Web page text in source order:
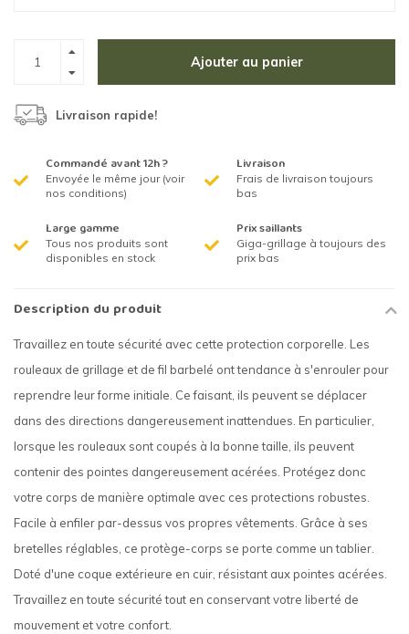
Ajouter au panier
Livraison rapide!
Commandé avant 12h ?
Envoyée le même jour (voir
nos conditions)
Livraison
Frais de livraison toujours
bas
Large gamme
Tous nos produits sont
disponibles en stock
Prix saillants
Giga-grillage à toujours des
prix bas
Description du produit
Travaillez en toute sécurité avec cette protection corporelle. Les
rouleaux de grillage et de fil barbelé ont tendance à s'enrouler pour
reprendre leur forme initiale. Ce faisant, ils peuvent se déplacer
dans des directions dangereusement inattendues. En particulier,
lorsque les rouleaux sont coupés à la bonne taille, ils peuvent
contenir des pointes dangereusement acérées. Protégez donc
votre corps de manière optimale avec ces protections robustes.
Facile à enfiler par-dessus vos propres vêtements. Grâce à ses
bretelles réglables, ce protège-corps se porte comme un tablier.
Doté d'une coque extérieure en cuir, résistant aux pointes acérées.
Travaillez en toute sécurité tout en conservant votre liberté de
mouvement et votre confort.